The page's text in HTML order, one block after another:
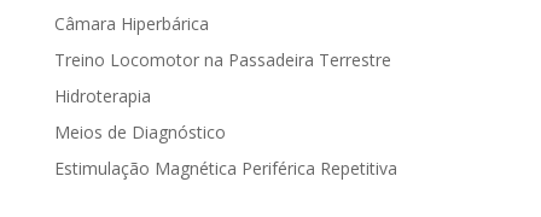
Câmara Hiperbárica
Treino Locomotor na Passadeira Terrestre
Hidroterapia
Meios de Diagnóstico
Estimulação Magnética Periférica Repetitiva